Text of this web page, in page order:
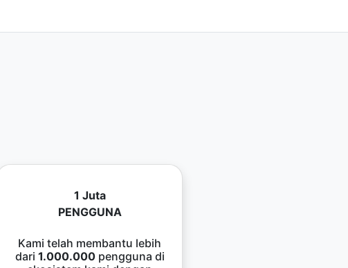
1 Juta
PENGGUNA
Kami telah membantu lebih
dari 1.000.000pengguna di